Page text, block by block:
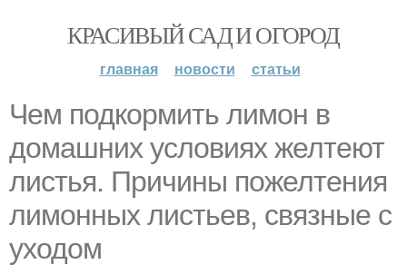
КРАСИВЫЙ САД И ОГОРОД
главная новости статьи
Чем подкормить лимон в
домашних условиях желтеют
листья. Причины пожелтения
лимонных листьев, связные с
уходом